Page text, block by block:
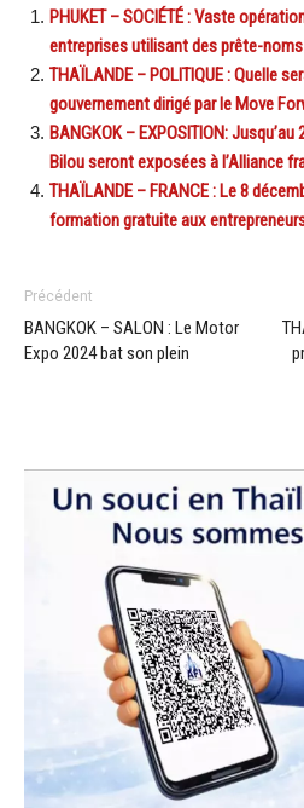
PHUKET – SOCIÉTÉ : Vaste
entreprises utilisant des prête-
THAÏLANDE – POLITIQUE : Quelle
gouvernement dirigé par le Move
BANGKOK – EXPOSITION:
Bilou seront exposées à l’Alliance
THAÏLANDE – FRANCE : Le 8
formation gratuite aux
Précédent
BANGKOK – SALON : Le Motor
Expo 2024 bat son plein